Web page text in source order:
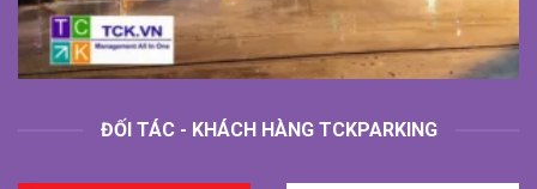
ĐỐI TÁC - KHÁCH HÀNG TCKPARKING